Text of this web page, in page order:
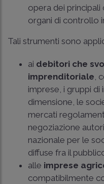
opera dei principali
organi di controllo
Tali strumenti sono
ai debitori che
imprenditoriale,
imprese, i gruppi di
dimensione, le
mercati
negoziazione
nazionale per le
diffuse fra il
alle imprese
compatibilmente